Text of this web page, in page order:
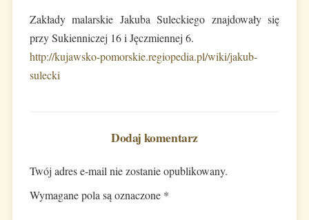
Zakłady malarskie Jakuba Suleckiego znajdowały się
przy Sukienniczej 16 i Jęczmiennej 6.
http://kujawsko-pomorskie.regiopedia.pl/wiki/jakub-
sulecki
Dodaj komentarz
Twój adres e-mail nie zostanie opublikowany.
Wymagane pola są oznaczone *